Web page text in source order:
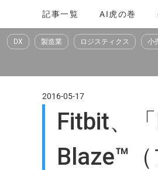
へ
ス
記事一覧 AI虎の巻
DX 製造業 ロジスティクス 小
2016-05-17
Fitbit、
Blaze™